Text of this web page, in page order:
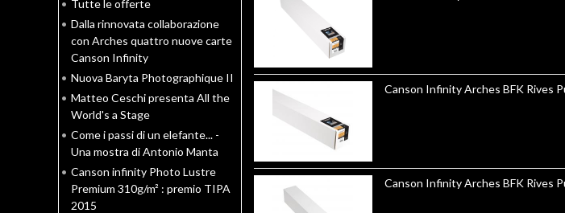
• Tutte le offerte
• Dalla rinnovata collaborazione
con Arches quattro nuove carte
Canson Infinity
• Nuova Baryta Photographique II
• Matteo Ceschi presenta All the
World's a Stage
• Come i passi di un elefante... -
Una mostra di Antonio Manta
• Canson infinity Photo Lustre
Premium 310g/m² : premio TIPA
2015